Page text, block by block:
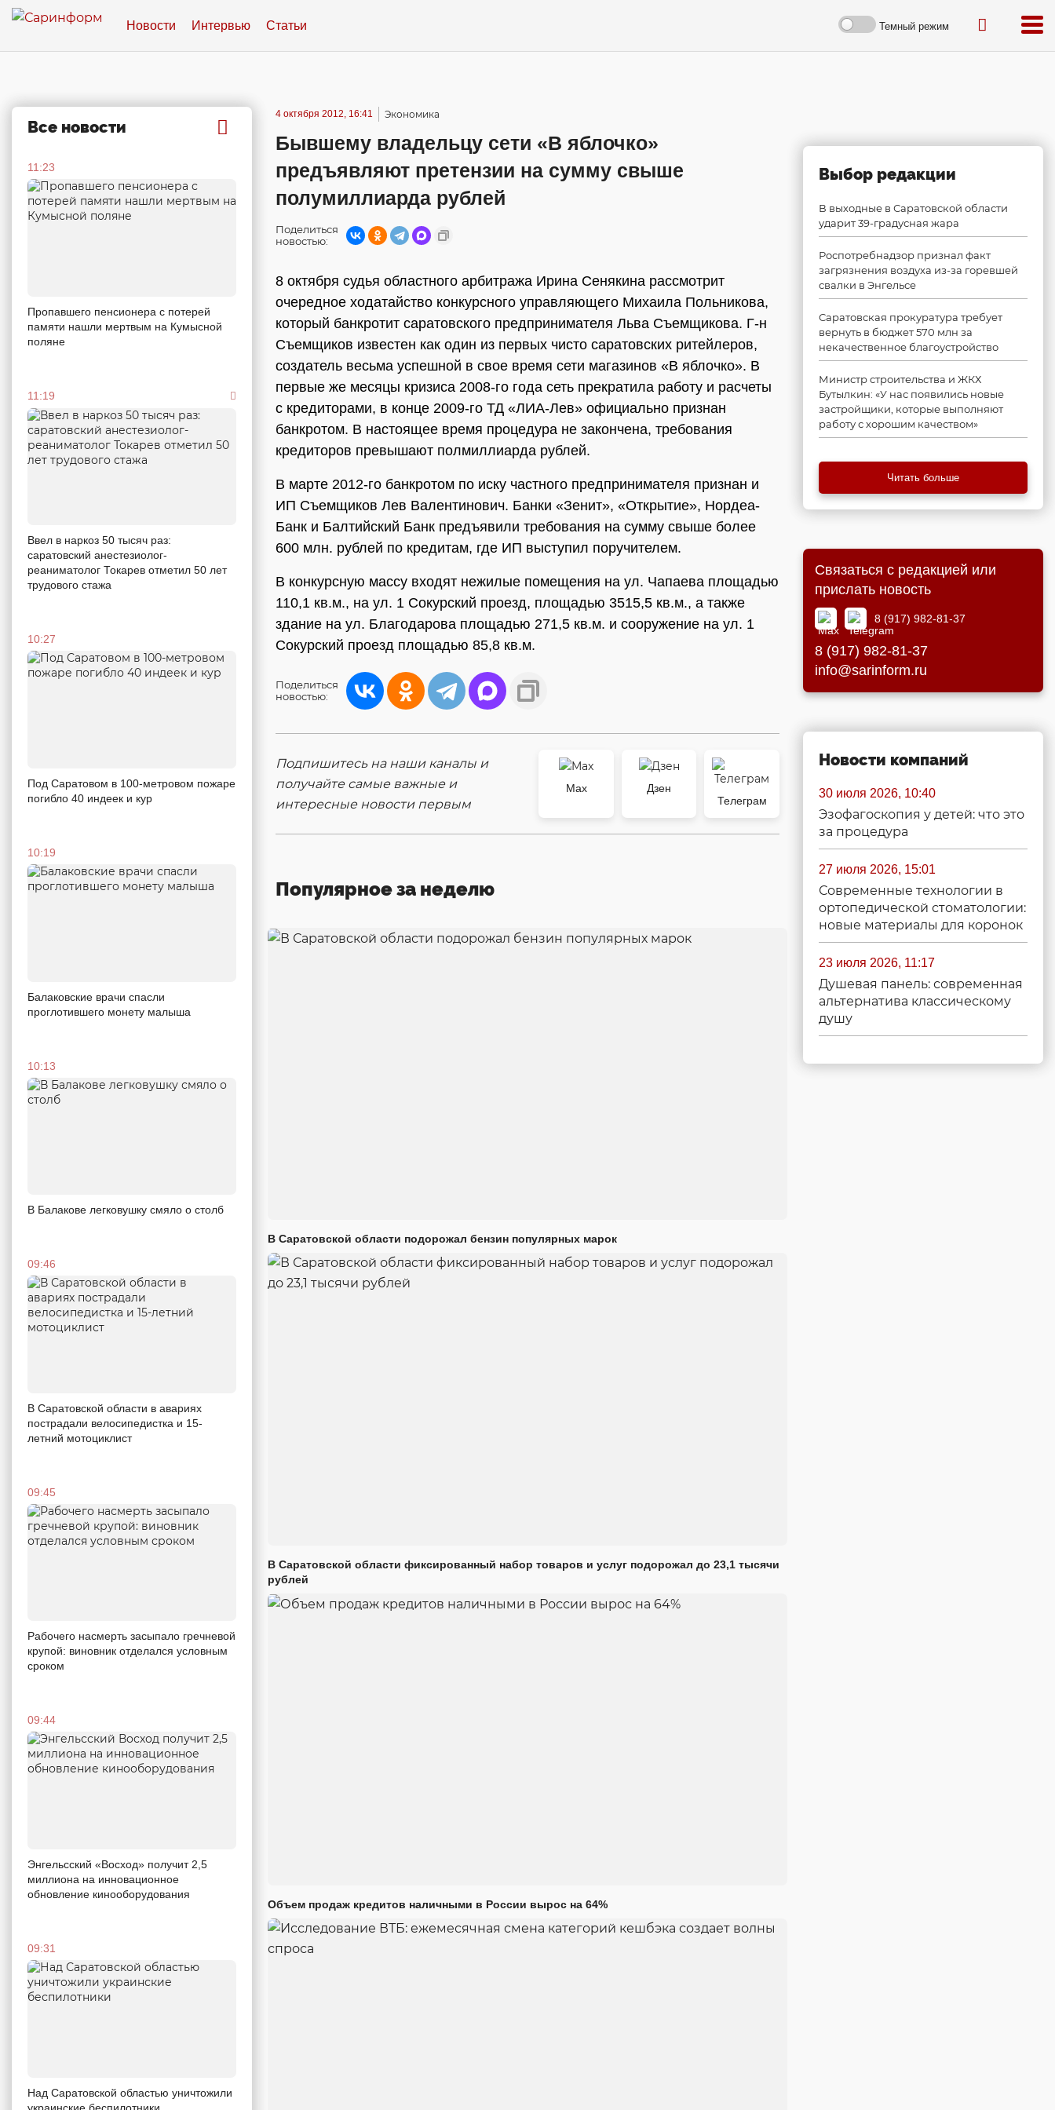
Новости Интервью Статьи Темный режим
Все новости
11:23
Пропавшего пенсионера с потерей
памяти нашли мертвым на Кумысной
поляне
11:19
Ввел в наркоз 50 тысяч раз:
саратовский анестезиолог-
реаниматолог Токарев отметил 50 лет
трудового стажа
10:27
Под Саратовом в 100-метровом пожаре
погибло 40 индеек и кур
10:19
Балаковские врачи спасли
проглотившего монету малыша
10:13
В Балакове легковушку смяло о столб
09:46
В Саратовской области в авариях
пострадали велосипедистка и 15-
летний мотоциклист
09:45
Рабочего насмерть засыпало гречневой
крупой: виновник отделался условным
сроком
09:44
Энгельсский «Восход» получит 2,5
миллиона на инновационное
обновление кинооборудования
09:31
Над Саратовской областью уничтожили
украинские беспилотники
4 октября 2012, 16:41 Экономика
Бывшему владельцу сети «В яблочко»
предъявляют претензии на сумму свыше
полумиллиарда рублей
Поделиться
новостью:
8 октября судья областного арбитража Ирина Сенякина рассмотрит
очередное ходатайство конкурсного управляющего Михаила Польникова,
который банкротит саратовского предпринимателя Льва Съемщикова. Г-н
Съемщиков известен как один из первых чисто саратовских ритейлеров,
создатель весьма успешной в свое время сети магазинов «В яблочко». В
первые же месяцы кризиса 2008-го года сеть прекратила работу и расчеты
с кредиторами, в конце 2009-го ТД «ЛИА-Лев» официально признан
банкротом. В настоящее время процедура не закончена, требования
кредиторов превышают полмиллиарда рублей.
В марте 2012-го банкротом по иску частного предпринимателя признан и
ИП Съемщиков Лев Валентинович. Банки «Зенит», «Открытие», Нордеа-
Банк и Балтийский Банк предъявили требования на сумму свыше более
600 млн. рублей по кредитам, где ИП выступил поручителем.
В конкурсную массу входят нежилые помещения на ул. Чапаева площадью
110,1 кв.м., на ул. 1 Сокурский проезд, площадью 3515,5 кв.м., а также
здание на ул. Благодарова площадью 271,5 кв.м. и сооружение на ул. 1
Сокурский проезд площадью 85,8 кв.м.
Поделиться
новостью:
Подпишитесь на наши каналы и
получайте самые важные и
интересные новости первым
Max
Дзен
Телеграм
Популярное за неделю
В Саратовской области подорожал бензин популярных марок
В Саратовской области фиксированный набор товаров и услуг подорожал до 23,1 тысячи
рублей
Объем продаж кредитов наличными в России вырос на 64%
Выбор редакции
В выходные в Саратовской области
ударит 39-градусная жара
Роспотребнадзор признал факт
загрязнения воздуха из-за горевшей
свалки в Энгельсе
Саратовская прокуратура требует
вернуть в бюджет 570 млн за
некачественное благоустройство
Министр строительства и ЖКХ
Бутылкин: «У нас появились новые
застройщики, которые выполняют
работу с хорошим качеством»
Читать больше
Связаться с редакцией или
прислать новость
8 (917) 982-81-37
8 (917) 982-81-37
info@sarinform.ru
Новости компаний
30 июля 2026, 10:40
Эзофагоскопия у детей: что это
за процедура
27 июля 2026, 15:01
Современные технологии в
ортопедической стоматологии:
новые материалы для коронок
23 июля 2026, 11:17
Душевая панель: современная
альтернатива классическому
душу